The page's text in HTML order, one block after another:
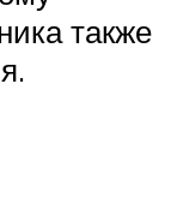
также